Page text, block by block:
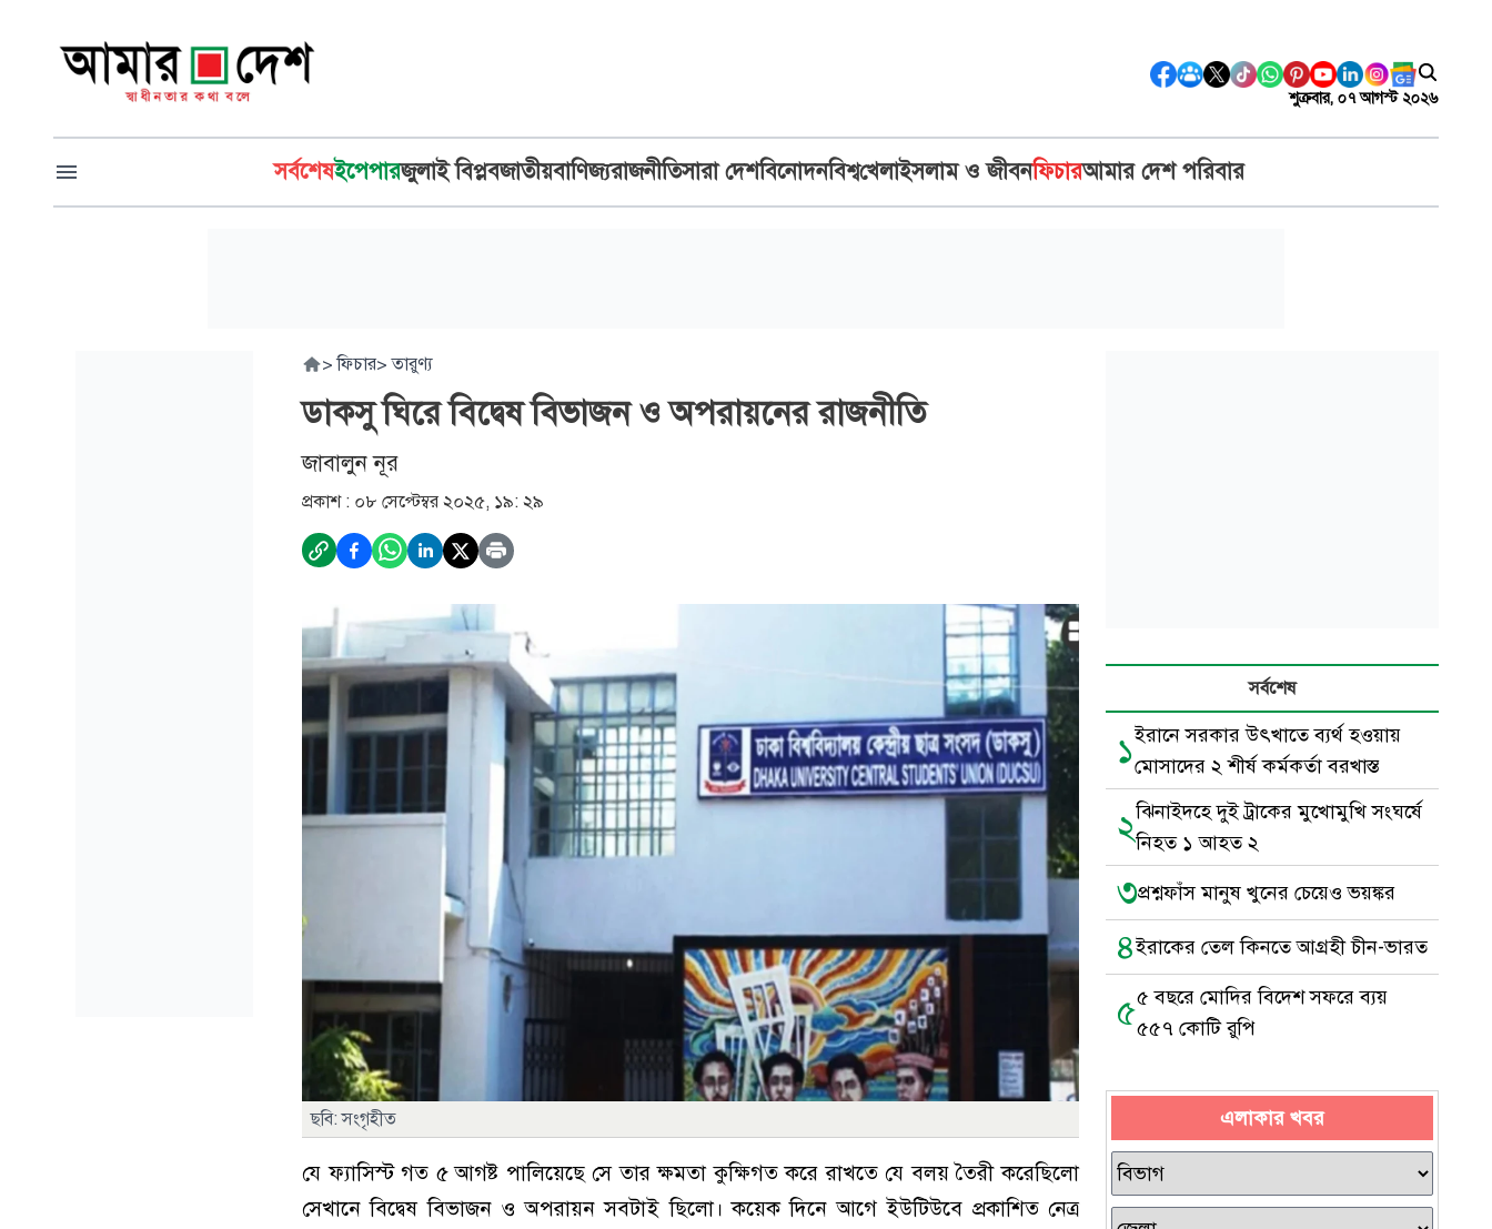
শুক্রবার, ০৭ আগস্ট ২০২৬
সর্বশেষইপেপারজুলাই বিপ্লবজাতীয়বাণিজ্যরাজনীতিসারা দেশবিনোদনবিশ্বখেলাইসলাম ও জীবনফিচারআমার দেশ পরিবার
> ফিচার> তারুণ্য
ডাকসু ঘিরে বিদ্বেষ বিভাজন ও অপরায়নের রাজনীতি
জাবালুন নূর
প্রকাশ : ০৮ সেপ্টেম্বর ২০২৫, ১৯: ২৯
ছবি: সংগৃহীত
যে ফ্যাসিস্ট গত ৫ আগষ্ট পালিয়েছে সে তার ক্ষমতা কুক্ষিগত করে রাখতে যে বলয় তৈরী করেছিলো
সেখানে বিদ্বেষ বিভাজন ও অপরায়ন সবটাই ছিলো। কয়েক দিনে আগে ইউটিউবে প্রকাশিত নেত্র
সর্বশেষ
১ইরানে সরকার উৎখাতে ব্যর্থ হওয়ায়
মোসাদের ২ শীর্ষ কর্মকর্তা বরখাস্ত
২ঝিনাইদহে দুই ট্রাকের মুখোমুখি সংঘর্ষে
নিহত ১ আহত ২
৩প্রশ্নফাঁস মানুষ খুনের চেয়েও ভয়ঙ্কর
৪ইরাকের তেল কিনতে আগ্রহী চীন-ভারত
৫৫ বছরে মোদির বিদেশ সফরে ব্যয়
৫৫৭ কোটি রুপি
এলাকার খবর